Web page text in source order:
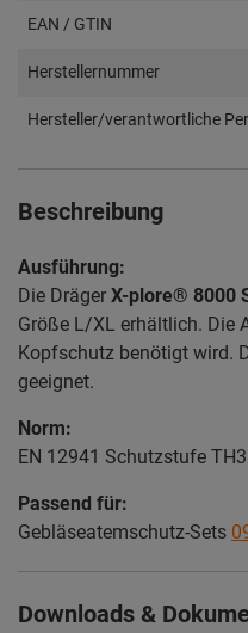
EAN / GTIN
Herstellernummer
Hersteller/verantwortliche
Beschreibung
Ausführung:
Die Dräger X-plore® 8000
Größe L/XL erhältlich. Die
Kopfschutz benötigt wird.
geeignet.
Norm:
EN 12941 Schutzstufe
Passend für:
Gebläseatemschutz-Sets
Downloads &